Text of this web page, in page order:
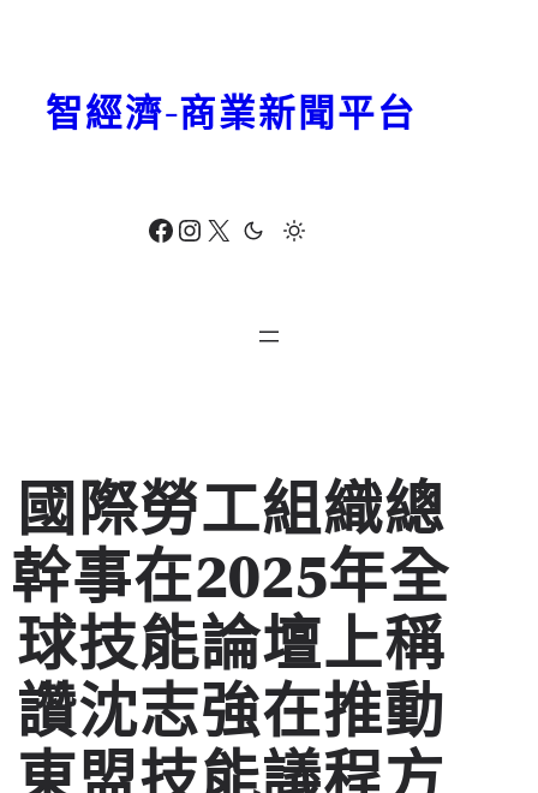
Facebook Instagram X
智經濟-商業新聞平台
國際勞工組織總
幹事在2025年全
球技能論壇上稱
讚沈志強在推動